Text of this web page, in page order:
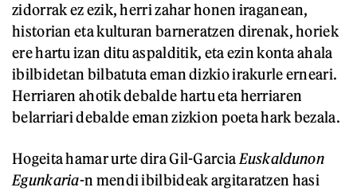
zidorrak ez ezik, herri zahar honen iraganean,
historian eta kulturan barneratzen direnak, horiek
ere hartu izan ditu aspalditik, eta ezin konta ahala
ibilbidetan bilbatuta eman dizkio irakurle erneari.
Herriaren ahotik debalde hartu eta herriaren
belarriari debalde eman zizkion poeta hark bezala.
Hogeita hamar urte dira Gil-Garcia Euskaldunon
Egunkaria-n mendi ibilbideak argitaratzen hasi